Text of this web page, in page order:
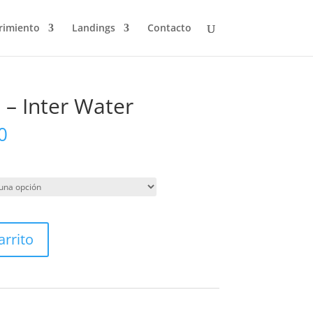
Landings Contacto
Inter Water